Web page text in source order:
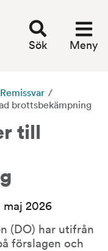
Sök Meny
Remissvar /
brottsbekämpning
till
maj 2026
(DO) har utifrån
förslagen och